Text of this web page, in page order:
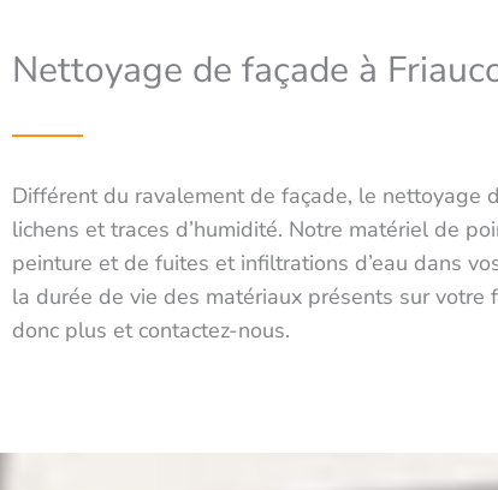
Nettoyage de façade à
Différent du ravalement de façade, le nettoyage
lichens et traces d’humidité. Notre matériel de
peinture et de fuites et infiltrations d’eau dans
la durée de vie des matériaux présents sur votre
donc plus et contactez-nous.